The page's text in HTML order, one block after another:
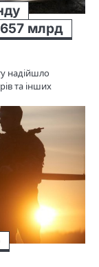
млрд
надійшло
та інших